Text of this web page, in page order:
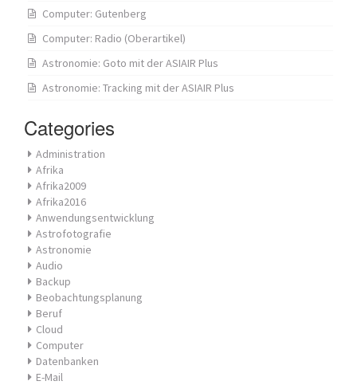
Computer: Gutenberg
Computer: Radio (Oberartikel)
Astronomie: Goto mit der ASIAIR Plus
Astronomie: Tracking mit der ASIAIR Plus
Categories
Administration
Afrika
Afrika2009
Afrika2016
Anwendungsentwicklung
Astrofotografie
Astronomie
Audio
Backup
Beobachtungsplanung
Beruf
Cloud
Computer
Datenbanken
E-Mail